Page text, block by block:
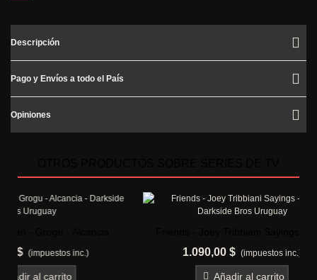
Descripción
Pago y Envíos a todo el País
Opiniones
(impuestos inc.)